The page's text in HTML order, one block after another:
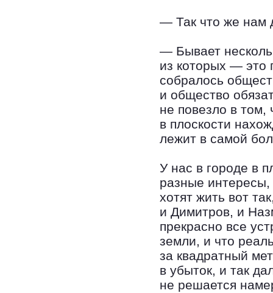
— Так что же нам
— Бывает
из которых — это
собралось
и общество
не повезло в
в плоскости
лежит в самой
У нас в городе в
разные интересы,
хотят жить вот
и Димитров, и
прекрасно все
земли, и что
за квадратный
в убыток, и так
не решается